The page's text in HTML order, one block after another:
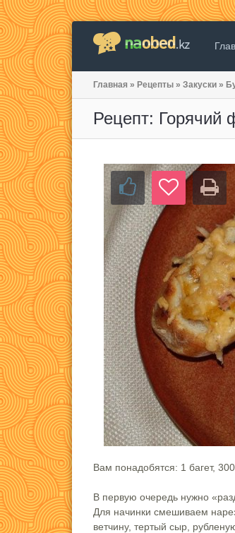
Главная » Рецепты » Закуски »
Рецепт: Горячий
Вам понадобятся: 1 багет,
В первую очередь нужно
Для начинки смешиваем
ветчину, тертый сыр,